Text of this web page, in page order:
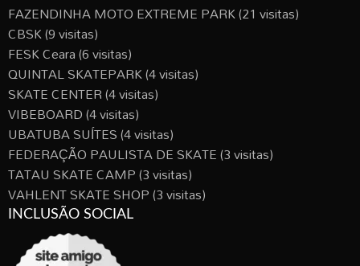
FAZENDINHA MOTO EXTREME PARK(21 visitas)
CBSK(9 visitas)
FESK Ceara(6 visitas)
QUINTAL SKATEPARK(4 visitas)
SKATE CENTER(4 visitas)
VIBEBOARD(4 visitas)
UBATUBA SUÍTES(4 visitas)
FEDERAÇÃO PAULISTA DE SKATE(3 visitas)
TATAU SKATE CAMP(3 visitas)
VAHLENT SKATE SHOP(3 visitas)
INCLUSÃO SOCIAL